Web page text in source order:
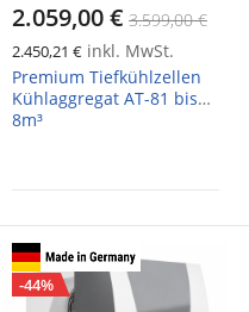
2.059,00 € 3.599,00 €
2.450,21 € inkl. MwSt.
Premium Tiefkühlzellen
Kühlaggregat AT-81 bis
8m³
-44%